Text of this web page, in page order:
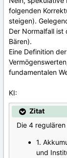
folgenden
steigen).
Der Normalfall ist
Bären).
Eine Definition
fundamentalen
KI:
Zitat
Die 4
1.
und